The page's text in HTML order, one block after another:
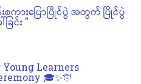
စကားပြောပြိုင်ပွဲ အတွက် ပြိုင်ပွဲ
ြင်း "
Learners
🎓✨🎊